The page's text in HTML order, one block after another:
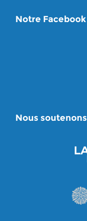
Notre Facebook
Nous soutenons